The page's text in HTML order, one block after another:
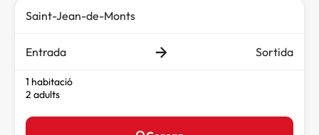
Entrada Sortida
1 habitació
2 adults